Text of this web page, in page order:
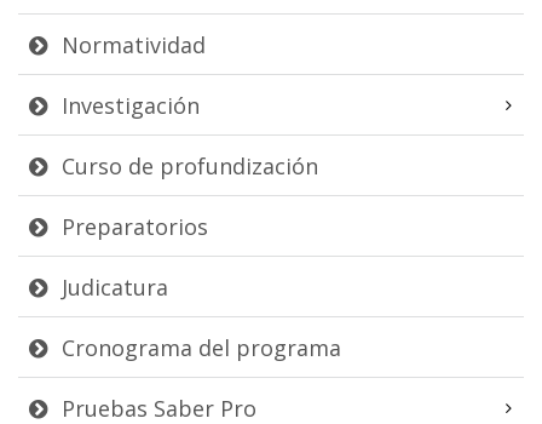
Normatividad
Investigación
Curso de profundización
Preparatorios
Judicatura
Cronograma del programa
Pruebas Saber Pro